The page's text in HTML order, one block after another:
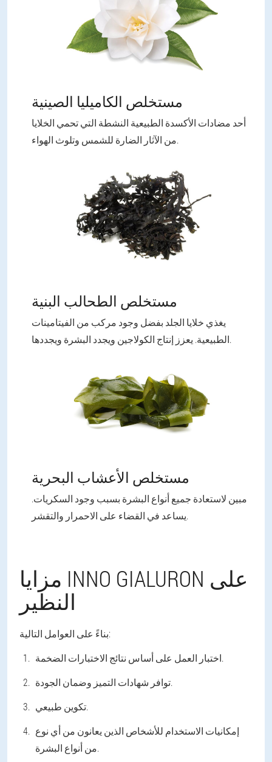
مستخلص الكاميليا الصينية
أحد مضادات الأكسدة الطبيعية النشطة التي تحمي الخلايا
من الآثار الضارة للشمس وتلوث الهواء.
مستخلص الطحالب البنية
يغذي خلايا الجلد بفضل وجود مركب من الفيتامينات
الطبيعية. يعزز إنتاج الكولاجين ويجدد البشرة ويجددها.
مستخلص الأعشاب البحرية
مبين لاستعادة جميع أنواع البشرة بسبب وجود السكريات.
يساعد في القضاء على الاحمرار والتقشر.
مزايا INNO GIALURON على
النظير
بناءً على العوامل التالية:
اختبار العمل على أساس نتائج الاختبارات الضخمة.
توافر شهادات التميز وضمان الجودة.
تكوين طبيعي.
إمكانيات الاستخدام للأشخاص الذين يعانون من أي نوع
من أنواع البشرة.